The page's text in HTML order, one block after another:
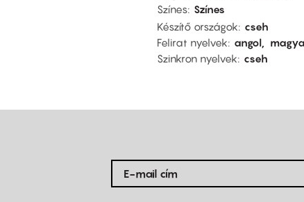
Színes Színes
Készítő országok
cseh
Felirat nyelvek
angol
Szinkron nyelvek
cseh